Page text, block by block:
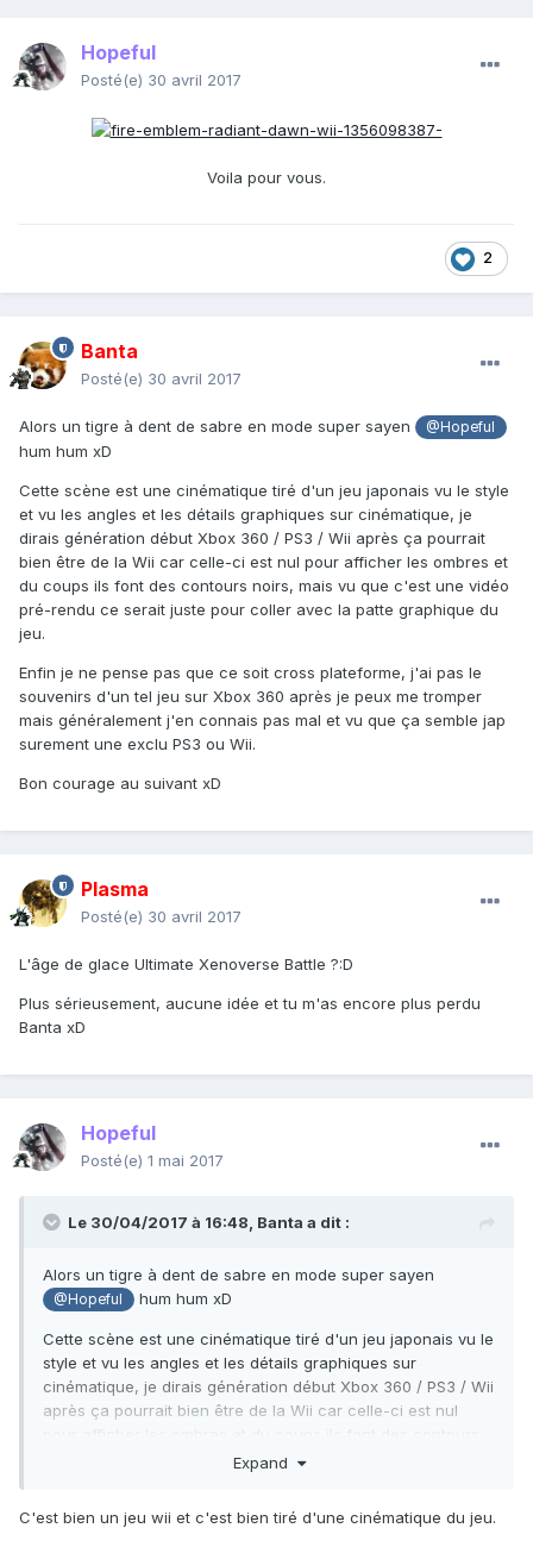
Hopeful
Posté(e) 30 avril 2017
Voila pour vous.
2
Banta
Posté(e) 30 avril 2017
Alors un tigre à dent de sabre en mode super sayen @Hopeful
hum hum xD
Cette scène est une cinématique tiré d'un jeu japonais vu le style
et vu les angles et les détails graphiques sur cinématique, je
dirais génération début Xbox 360 / PS3 / Wii après ça pourrait
bien être de la Wii car celle-ci est nul pour afficher les ombres et
du coups ils font des contours noirs, mais vu que c'est une vidéo
pré-rendu ce serait juste pour coller avec la patte graphique du
jeu.
Enfin je ne pense pas que ce soit cross plateforme, j'ai pas le
souvenirs d'un tel jeu sur Xbox 360 après je peux me tromper
mais généralement j'en connais pas mal et vu que ça semble jap
surement une exclu PS3 ou Wii.
Bon courage au suivant xD
Plasma
Posté(e) 30 avril 2017
L'âge de glace Ultimate Xenoverse Battle ?:D
Plus sérieusement, aucune idée et tu m'as encore plus perdu
Banta xD
Hopeful
Posté(e) 1 mai 2017
Le 30/04/2017 à 16:48, Banta a dit :
Alors un tigre à dent de sabre en mode super sayen
@Hopeful hum hum xD
Cette scène est une cinématique tiré d'un jeu japonais vu le
style et vu les angles et les détails graphiques sur
cinématique, je dirais génération début Xbox 360 / PS3 / Wii
après ça pourrait bien être de la Wii car celle-ci est nul
noirs, mais vu que c'est une vidéo pré-rendu ce serait juste
Enfin je ne pense pas que ce soit cross plateforme, j'ai pas
Expand
C'est bien un jeu wii et c'est bien tiré d'une cinématique du jeu.